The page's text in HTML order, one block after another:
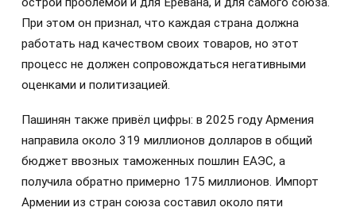
При этом он признал, что каждая страна должна
работать над качеством своих товаров, но этот
процесс не должен сопровождаться негативными
оценками и политизацией.
Пашинян также привёл цифры: в 2025 году Армения
направила около 319 миллионов долларов в общий
бюджет ввозных таможенных пошлин ЕАЭС, а
получила обратно примерно 175 миллионов. Импорт
Армении из стран союза составил около пяти